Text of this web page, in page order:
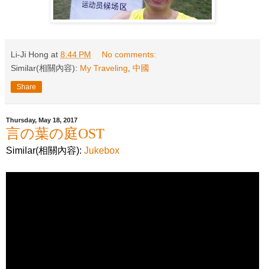
Li-Ji Hong at 8:44 PM
No comments:
Similar(相關內容): My Traveling 中國
Share
Thursday, May 18, 2017
言の葉の庭OST
Similar(相關內容): Jukebox